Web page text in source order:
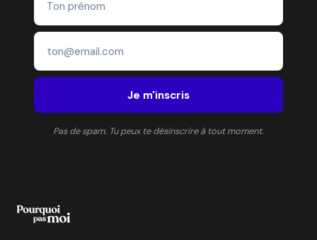
ET
Je m'inscris
Pas de spam. Tu peux te désinscrire à tout moment.